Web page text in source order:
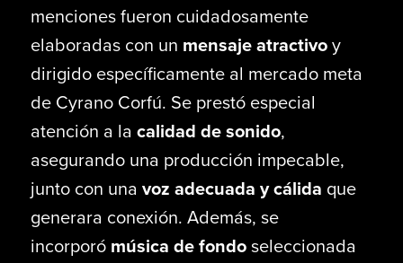
menciones fueron cuidadosamente
elaboradas con un mensaje atractivoy
dirigido específicamente al mercado meta
de Cyrano Corfú. Se prestó especial
atención a la calidad de sonido,
asegurando una producción impecable,
junto con una voz adecuada y cálida que
generara conexión. Además, se
incorporó música de fondoseleccionada